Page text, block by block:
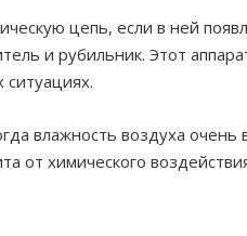
цепь, если в ней
и рубильник. Этот
влажность воздуха очень
от химического